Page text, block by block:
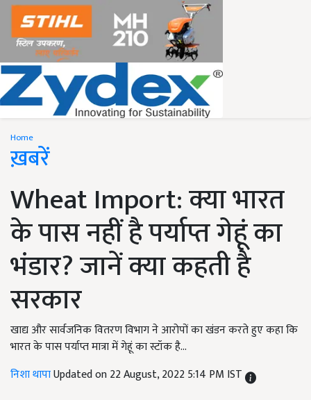
Home
ख़बरें
Wheat Import: क्या भारत
के पास नहीं है पर्याप्त गेहूं का
भंडार? जानें क्या कहती है
सरकार
खाद्य और सार्वजनिक वितरण विभाग ने आरोपों का खंडन करते हुए कहा कि
भारत के पास पर्याप्त मात्रा में गेहूं का स्टॉक है...
निशा थापाUpdated on 22 August, 2022 5:14 PM IST